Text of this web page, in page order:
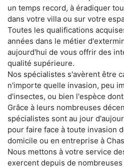
un temps record, à éradiquer
dans votre villa ou sur votre
Toutes les qualifications
années dans le métier
aujourd'hui de vous offrir des
qualité supérieure.
Nos spécialistes s'avèrent être
n'importe quelle invasion, peu
d'insectes, ou bien l'espèce
Grâce à leurs nombreuses
spécialistes sont au jour
pour faire face à toute invasion
domicile ou en entreprise à
Nous mettons à votre service
exercent depuis de